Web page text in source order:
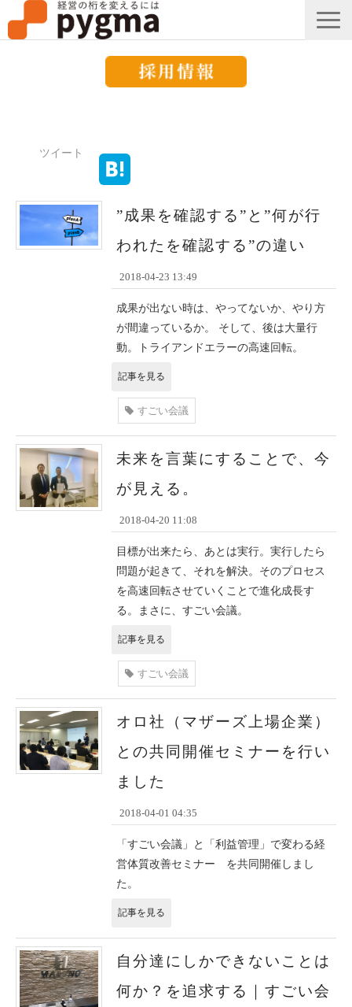
組織改革コラム
ピグマのブログ
セミナー
お知らせ
ツイート
”成果を確認する”と”何が行
われたを確認する”の違い
2018-04-23 13:49
成果が出ない時は、やってないか、やり方
が間違っているか。 そして、後は大量行
動。トライアンドエラーの高速回転。
記事を見る
すごい会議
未来を言葉にすることで、今
が見える。
2018-04-20 11:08
目標が出来たら、あとは実行。実行したら
問題が起きて、それを解決。そのプロセス
を高速回転させていくことで進化成長す
る。まさに、すごい会議。
記事を見る
すごい会議
オロ社（マザーズ上場企業）
との共同開催セミナーを行い
ました
2018-04-01 04:35
「すごい会議」と「利益管理」で変わる経
営体質改善セミナー を共同開催しまし
た。
記事を見る
自分達にしかできないことは
何か？を追求する｜すごい会